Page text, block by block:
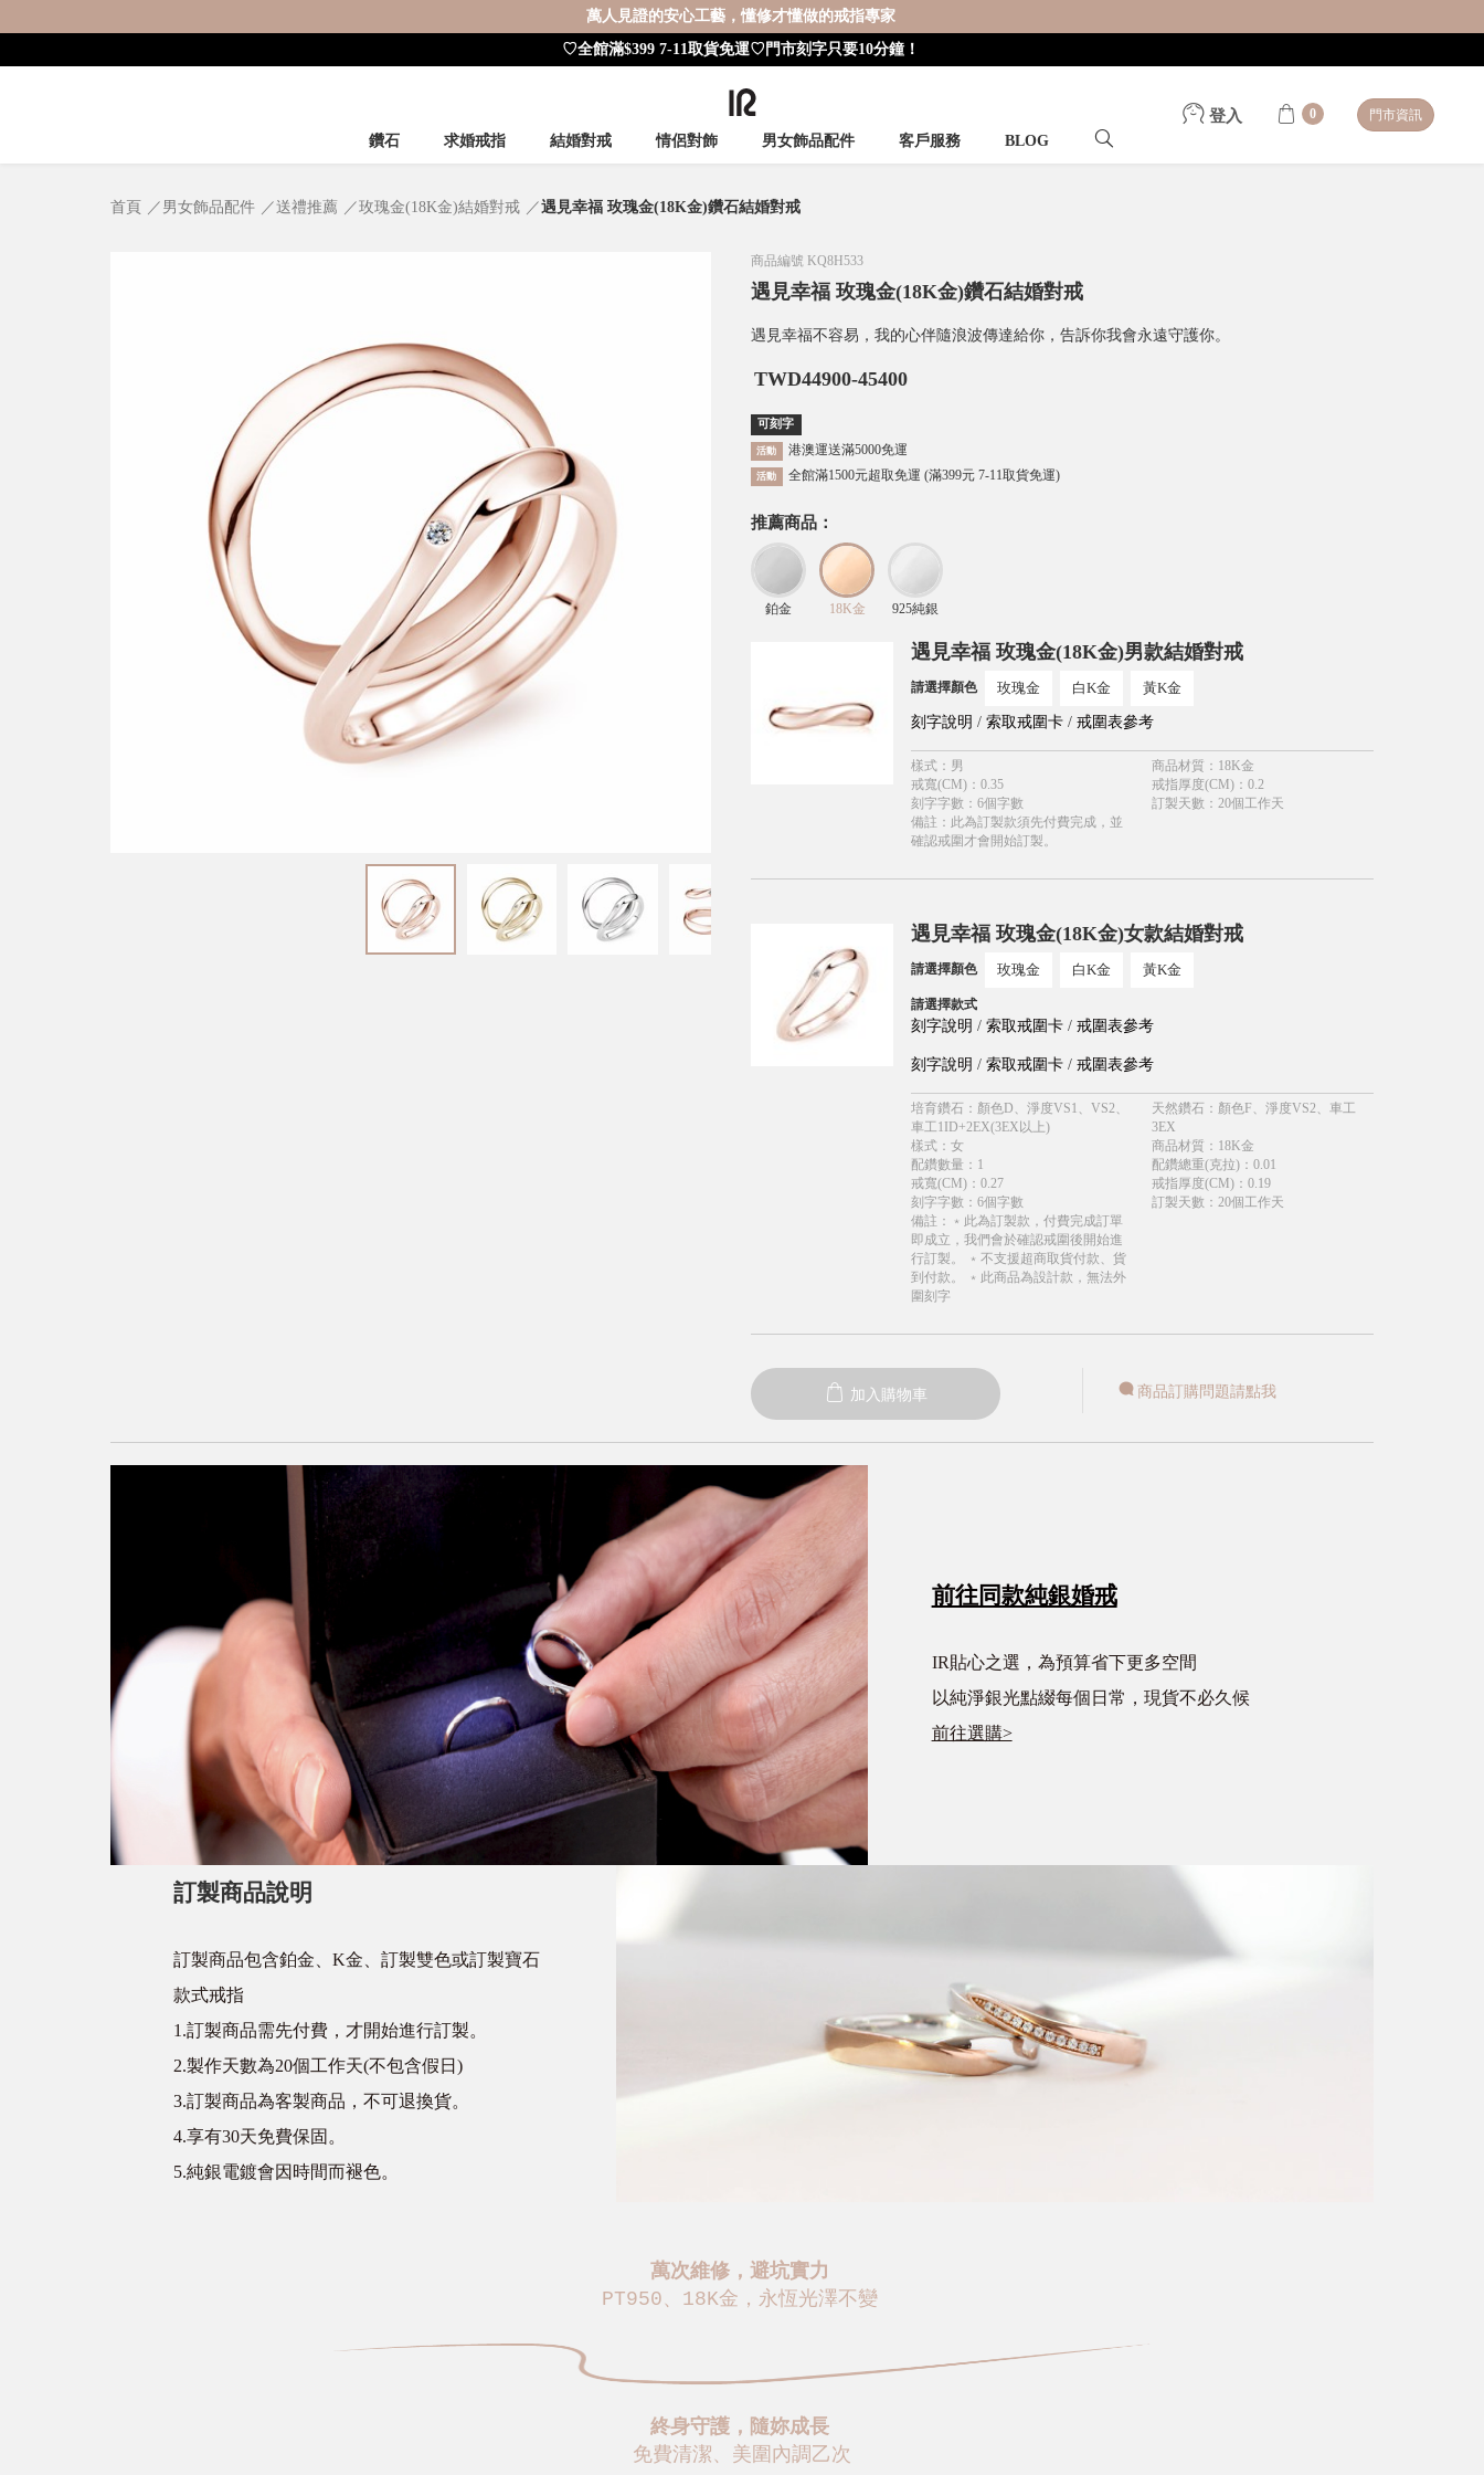
萬人見證的安心工藝，懂修才懂做的戒指專家
♡全館滿$399 7-11取貨免運♡門市刻字只要10分鐘！
鑽石 求婚戒指 結婚對戒 情侶對飾 男女飾品配件 客戶服務 BLOG
登入 0 門市資訊
首頁 男女飾品配件 送禮推薦 玫瑰金(18K金)結婚對戒 遇見幸福 玫瑰金(18K金)鑽石結婚對戒
商品編號 KQ8H533
遇見幸福 玫瑰金(18K金)鑽石結婚對戒
遇見幸福不容易，我的心伴隨浪波傳達給你，告訴你我會永遠守護你。
TWD44900-45400
可刻字
活動 港澳運送滿5000免運
活動 全館滿1500元超取免運 (滿399元 7-11取貨免運)
推薦商品：
鉑金 18K金 925純銀
遇見幸福 玫瑰金(18K金)男款結婚對戒
請選擇顏色 玫瑰金 白K金 黃K金
刻字說明 / 索取戒圍卡 / 戒圍表參考
樣式 ： 男 商品材質 ： 18K金
戒寬(CM) ： 0.35 戒指厚度(CM)： 0.2
刻字字數 ： 6個字數 訂製天數 ： 20個工作天
備註 ： 此為訂製款須先付費完成，並
確認戒圍才會開始訂製。
遇見幸福 玫瑰金(18K金)女款結婚對戒
請選擇顏色 玫瑰金 白K金 黃K金
請選擇款式
刻字說明 / 索取戒圍卡 / 戒圍表參考
刻字說明 / 索取戒圍卡 / 戒圍表參考
培育鑽石 ： 顏色D、淨度VS1、VS2、
車工1ID+2EX(3EX以上)
天然鑽石： 顏色F、淨度VS2、車工
3EX
樣式 ： 女 商品材質 ： 18K金
配鑽數量 ： 1 配鑽總重(克拉)： 0.01
戒寬(CM) ： 0.27 戒指厚度(CM)： 0.19
刻字字數 ： 6個字數 訂製天數 ： 20個工作天
備註 ：
﹡此為訂製款，付費完成訂單
即成立，我們會於確認戒圍後開始進
行訂製。 ﹡不支援超商取貨付款、貨
到付款。 ﹡此商品為設計款，無法外
圍刻字
加入購物車 商品訂購問題請點我
前往同款純銀婚戒
IR貼心之選，為預算省下更多空間
以純淨銀光點綴每個日常，現貨不必久候
前往選購>
訂製商品說明
訂製商品包含鉑金、K金、訂製雙色或訂製寶石
款式戒指
1.訂製商品需先付費，才開始進行訂製。
2.製作天數為20個工作天(不包含假日)
3.訂製商品為客製商品，不可退換貨。
4.享有30天免費保固。
5.純銀電鍍會因時間而褪色。
萬次維修，避坑實力
PT950、18K金，永恆光澤不變
終身守護，隨妳成長
免費清潔、美圍內調乙次